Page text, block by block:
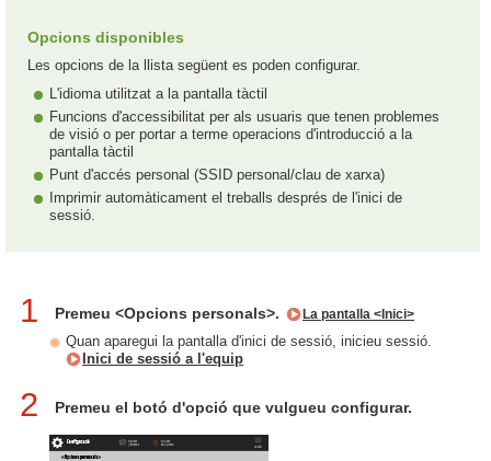
Opcions disponibles
Les opcions de la llista següent es poden configurar.
L'idioma utilitzat a la pantalla tàctil
Funcions d'accessibilitat per als usuaris que tenen problemes
de visió o per portar a terme operacions d'introducció a la
pantalla tàctil
Punt d'accés personal (SSID personal/clau de xarxa)
Imprimir automàticament el treballs després de l'inici de
sessió.
1 Premeu <Opcions personals>. La pantalla <Inici>
Quan aparegui la pantalla d'inici de sessió, inicieu sessió.
Inici de sessió a l'equip
2 Premeu el botó d'opció que vulgueu configurar.